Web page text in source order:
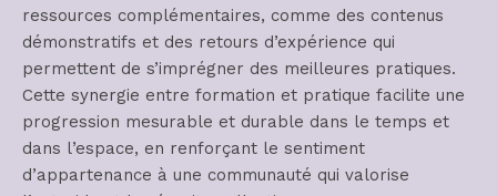
ressources complémentaires, comme des contenus
démonstratifs et des retours d’expérience qui
permettent de s’imprégner des meilleures pratiques.
Cette synergie entre formation et pratique facilite une
progression mesurable et durable dans le temps et
dans l’espace, en renforçant le sentiment
d’appartenance à une communauté qui valorise